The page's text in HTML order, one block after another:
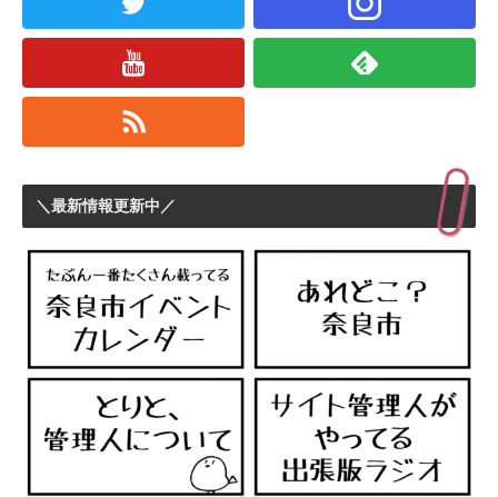
＼最新情報更新中／